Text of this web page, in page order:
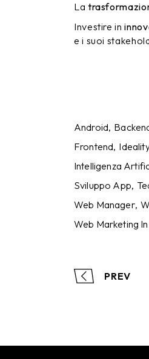
La
Investire in
e i suoi
Android
Frontend
Intelligenza
Sviluppo App
Web Manager
Web Marketing
PREV